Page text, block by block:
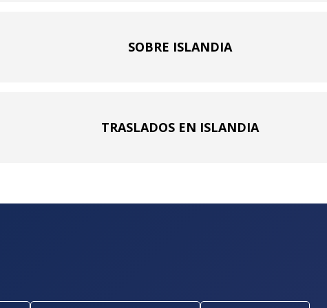
SOBRE ISLANDIA
TRASLADOS EN ISLANDIA